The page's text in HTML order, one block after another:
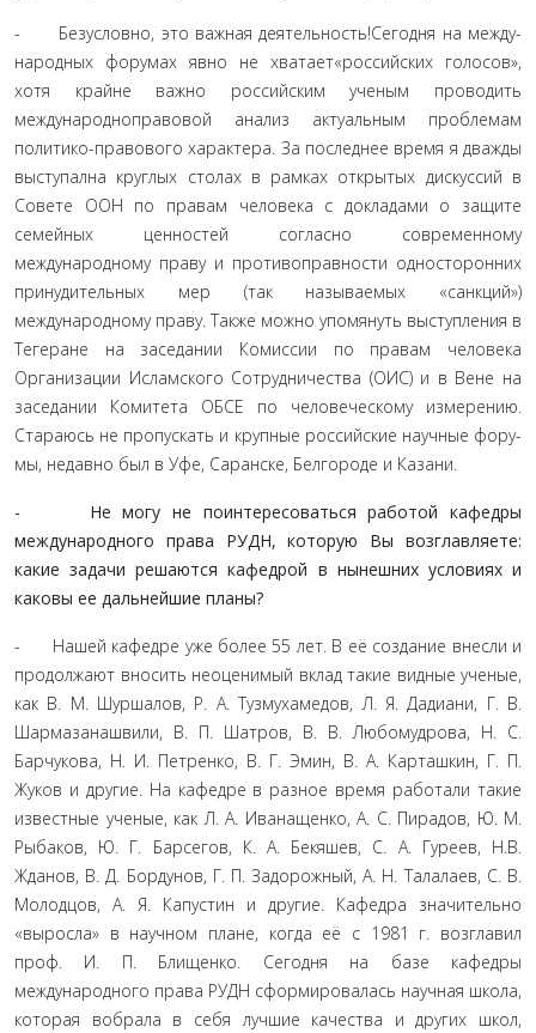
- Безусловно, это важная деятельность!Сегодня на между­
народных форумах явно не хватает«российских голосов»,
хотя крайне важно российским ученым проводить
международно­правовой анализ актуальным проблемам
политико-правового характера. За последнее время я дважды
выступална круглых столах в рамках открытых дискуссий в
Совете ООН по правам человека с докладами о защите
семейных ценностей согласно современному
международному праву и противоправности односторонних
принудительных мер (так называемых «санк­ций»)
международному праву. Также можно упомянуть вы­ступления в
Тегеране на заседании Комиссии по правам чело­века
Организации Исламского Сотрудничества (ОИС) и в Вене на
заседании Комитета ОБСЕ по человеческому измерению.
Стараюсь не пропускать и крупные российские научные фору­
мы, недавно был в Уфе, Саранске, Белгороде и Казани.
- Не могу не поинтересоваться работой кафедры
международного права РУДН, которую Вы возглавляете:
какие задачи решаются кафедрой в нынешних условиях и
каковы ее дальнейшие планы?
- Нашей кафедре уже более 55 лет. В её создание внесли и
продолжают вносить неоценимый вклад такие видные ученые,
как В. М. Шуршалов, Р. А. Тузмухамедов, Л. Я. Дадиани, Г. В.
Шармазанашвили, В. П. Шатров, В. В. Любомудрова, Н. С.
Барчукова, Н. И. Петренко, В. Г. Эмин, В. А. Карташкин, Г. П.
Жуков и другие. На кафедре в разное время работали такие
известные ученые, как Л. А. Иванащенко, А. С. Пирадов, Ю. М.
Рыбаков, Ю. Г. Барсегов, К. А. Бекяшев, С. А. Гуреев, Н.В.
Жданов, В. Д. Бордунов, Г. П. Задорожный, А. Н. Талалаев, С. В.
Молодцов, А. Я. Капустин и другие. Кафедра значительно
«выросла» в научном плане, когда её с 1981 г. возглавил
проф. И. П. Блищенко. Сегодня на базе кафедры
международного права РУДН сформировалась научная школа,
которая вобра­ла в себя лучшие качества и других школ,